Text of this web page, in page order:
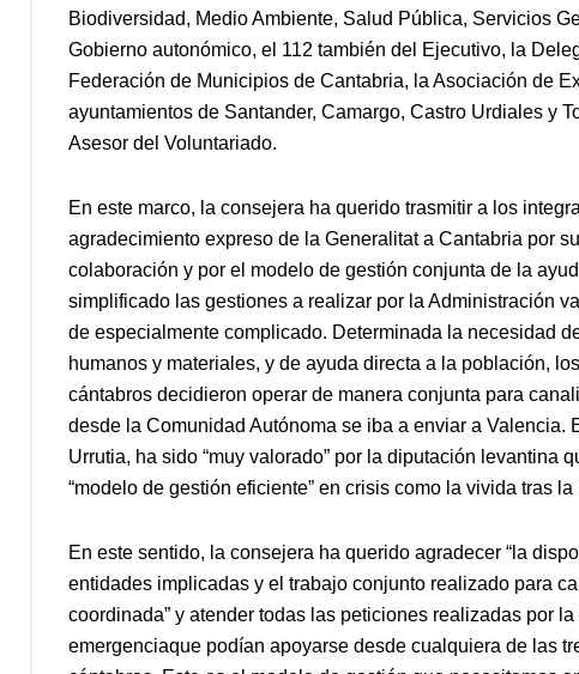
Biodiversidad, Medio Ambiente, Salud Pública, Servicios
Gobierno autonómico, el 112 también del Ejecutivo, la
Federación de Municipios de Cantabria, la Asociación de
ayuntamientos de Santander, Camargo, Castro Urdiales y
Asesor del Voluntariado.
En este marco, la consejera ha querido trasmitir a los
agradecimiento expreso de la Generalitat a Cantabria por
colaboración y por el modelo de gestión conjunta de la
simplificado las gestiones a realizar por la Administración
de especialmente complicado. Determinada la necesidad
humanos y materiales, y de ayuda directa a la población,
cántabros decidieron operar de manera conjunta para
desde la Comunidad Autónoma se iba a enviar a Valencia.
Urrutia, ha sido “muy valorado” por la diputación levantina
“modelo de gestión eficiente” en crisis como la vivida tras la
En este sentido, la consejera ha querido agradecer “la
entidades implicadas y el trabajo conjunto realizado para
coordinada” y atender todas las peticiones realizadas por
emergenciaque podían apoyarse desde cualquiera de las